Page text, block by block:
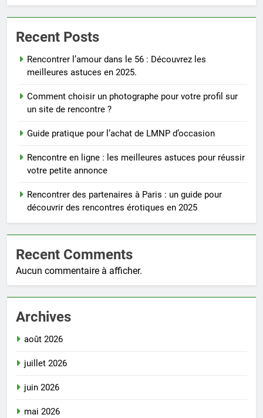
Recent Posts
Rencontrer l’amour dans le 56 : Découvrez les
meilleures astuces en 2025.
Comment choisir un photographe pour votre profil sur
un site de rencontre ?
Guide pratique pour l’achat de LMNP d’occasion
Rencontre en ligne : les meilleures astuces pour réussir
votre petite annonce
Rencontrer des partenaires à Paris : un guide pour
découvrir des rencontres érotiques en 2025
Recent Comments
Aucun commentaire à afficher.
Archives
août 2026
juillet 2026
juin 2026
mai 2026